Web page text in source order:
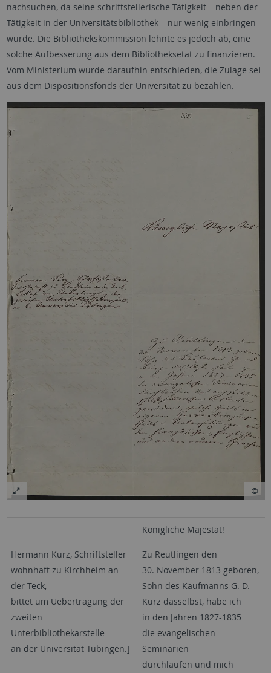
nachsuchen, da seine schriftstellerische Tätigkeit – neben der
Tätigkeit in der Universitätsbibliothek – nur wenig einbringen
würde. Die Bibliothekskommission lehnte es jedoch ab, eine
solche Aufbesserung aus dem Bibliotheksetat zu finanzieren.
Vom Ministerium wurde daraufhin entschieden, die Zulage sei
aus dem Dispositionsfonds der Universität zu bezahlen.
Königliche Majestät!
Hermann Kurz, Schriftsteller
wohnhaft zu Kirchheim an
der Teck,
bittet um Uebertragung der
zweiten
Unterbibliothekarstelle
an der Universität Tübingen.]
Zu Reutlingen den
30. November 1813 geboren,
Sohn des Kaufmanns G. D.
Kurz dasselbst, habe ich
in den Jahren 1827-1835
die evangelischen
Seminarien
durchlaufen und mich